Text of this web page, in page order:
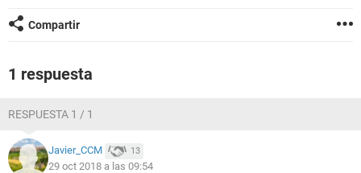
Compartir
1 respuesta
RESPUESTA 1 / 1
Javier_CCM 13
29 oct 2018 a las 09:54